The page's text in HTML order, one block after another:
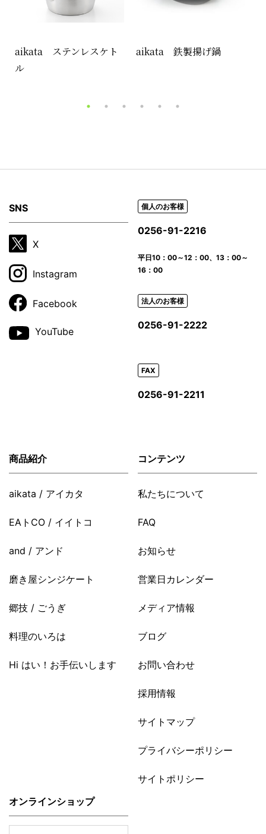
aikata ステンレスケト
ル
aikata 鉄製揚げ鍋
SNS
X
Instagram
Facebook
YouTube
個人のお客様
0256-91-2216
平日10：00～12：00、13：00～
16：00
法人のお客様
0256-91-2222
FAX
0256-91-2211
商品紹介
aikata / アイカタ
EAトCO / イイトコ
and / アンド
磨き屋シンジケート
郷技 / ごうぎ
料理のいろは
Hi はい！お手伝いします
コンテンツ
私たちについて
FAQ
お知らせ
営業日カレンダー
メディア情報
ブログ
お問い合わせ
採用情報
サイトマップ
プライバシーポリシー
サイトポリシー
オンラインショップ